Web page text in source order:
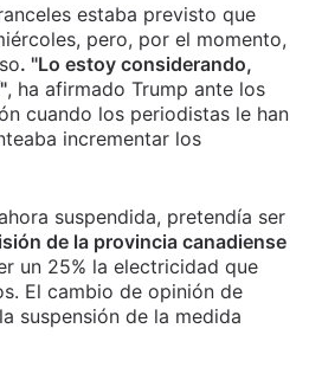
estaba previsto que
pero, por el momento,
. "Lo estoy considerando,
, ha afirmado Trump ante los
cuando los periodistas le han
incrementar los
suspendida, pretendía ser
de la provincia canadiense
un 25% la electricidad que
El cambio de opinión de
suspensión de la medida